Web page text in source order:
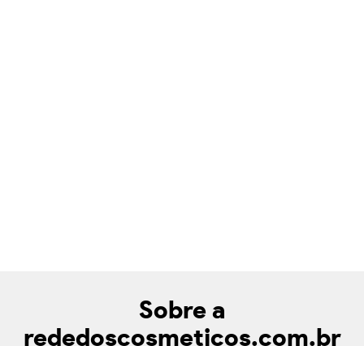
Sobre a
rededoscosmeticos.com.br